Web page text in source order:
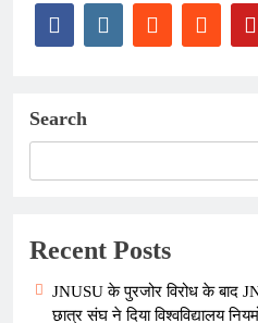
Search
Recent Posts
JNUSU के पुरजोर विरोध के बाद
छात्र संघ ने दिया विश्वविद्यालय